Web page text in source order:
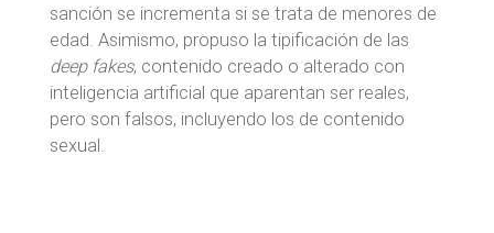
sanción se incrementa si se trata de menores de
edad. Asimismo, propuso la tipificación de las
deep fakes, contenido creado o alterado con
inteligencia artificial que aparentan ser reales,
pero son falsos, incluyendo los de contenido
sexual.